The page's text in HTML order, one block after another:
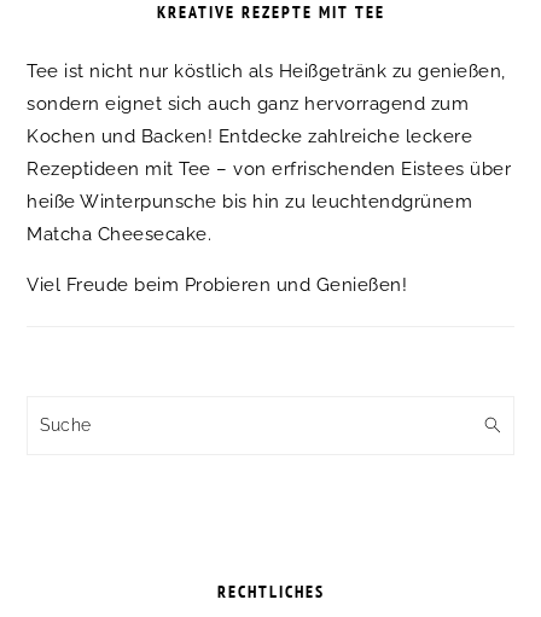
KREATIVE REZEPTE MIT TEE
Tee ist nicht nur köstlich als Heißgetränk zu genießen,
sondern eignet sich auch ganz hervorragend zum
Kochen und Backen! Entdecke zahlreiche leckere
Rezeptideen mit Tee – von erfrischenden Eistees über
heiße Winterpunsche bis hin zu leuchtendgrünem
Matcha Cheesecake.
Viel Freude beim Probieren und Genießen!
Suche
RECHTLICHES